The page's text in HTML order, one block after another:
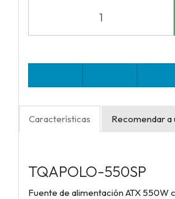
Características Recomendar a
TQAPOLO-550SP
Fuente de alimentación ATX 550W